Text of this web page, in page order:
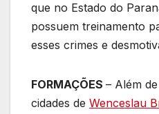
que no Estado do
possuem treinamento
esses crimes e
FORMAÇÕES – Além
cidades de Wenceslau